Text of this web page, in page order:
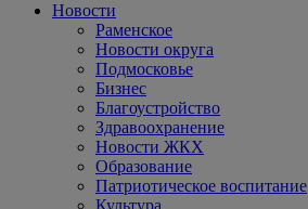
Новости
Раменское
Новости округа
Подмосковье
Бизнес
Благоустройство
Здравоохранение
Новости ЖКХ
Образование
Патриотическое воспитание
Культура